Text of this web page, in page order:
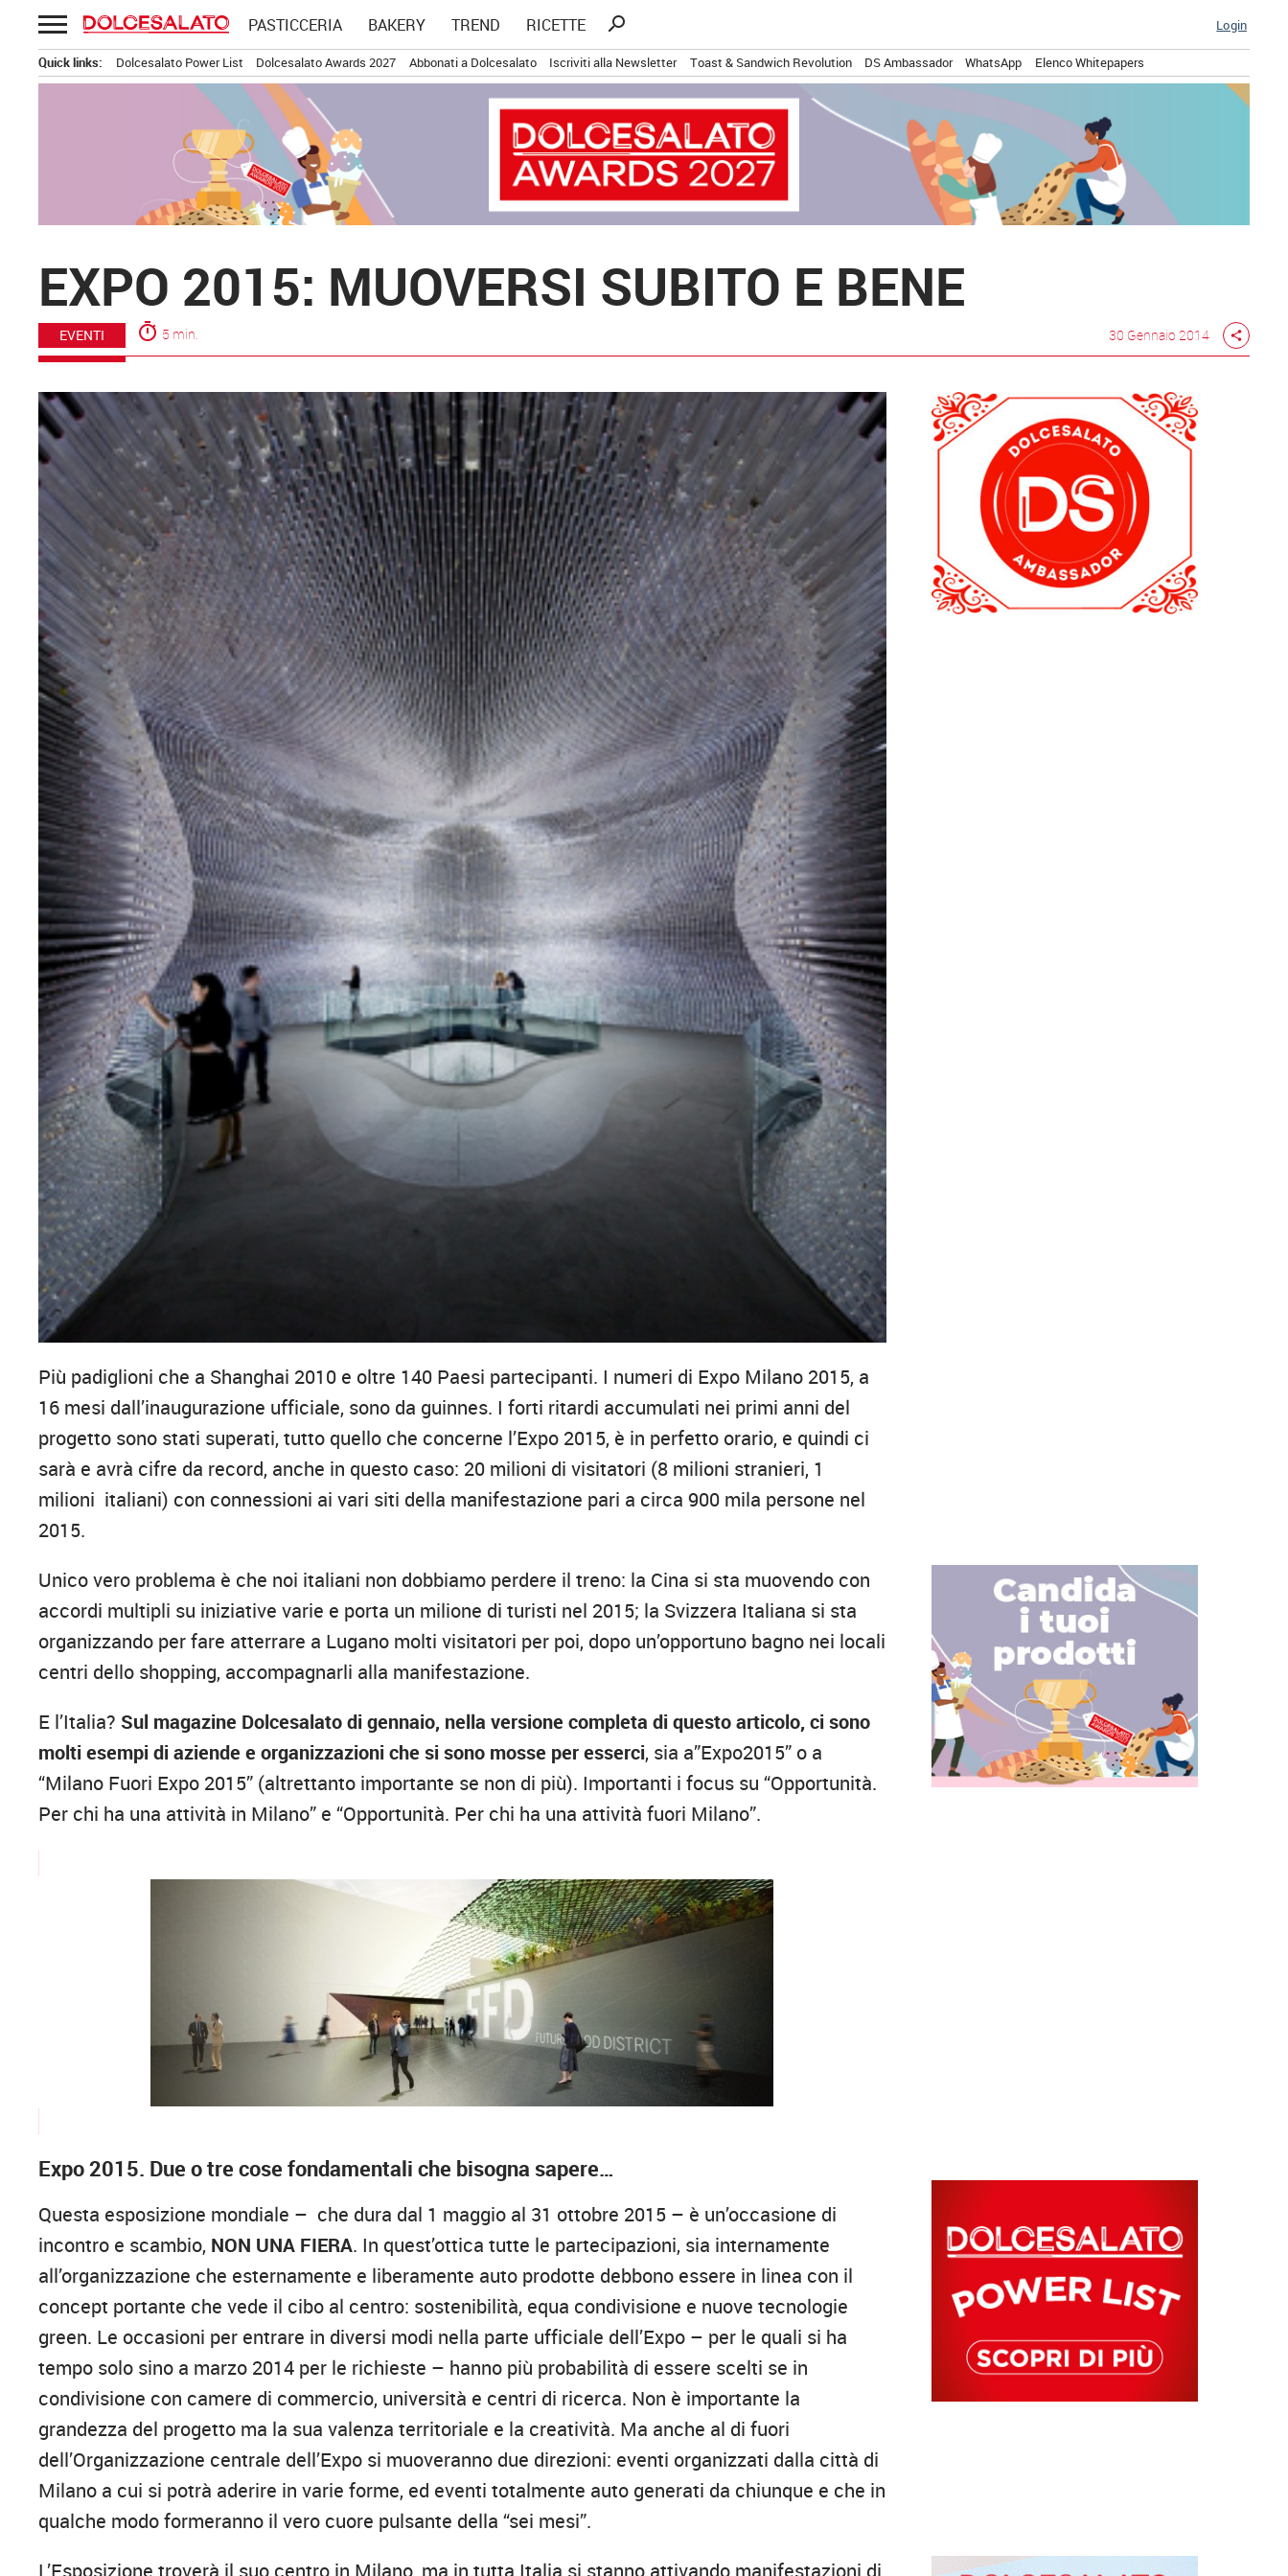
Passa
al
contenuto
PASTICCERIA BAKERY TREND RICETTE
Ricerca
search Login
Quick links: Dolcesalato Power List Dolcesalato Awards 2027 Abbonati a Dolcesalato Iscriviti alla Newsletter Toast & Sandwich Revolution DS Ambassador WhatsApp Elenco Whitepapers
EXPO 2015: MUOVERSI SUBITO E BENE
EVENTI timer 5 min. 30 Gennaio 2014 share
Più padiglioni che a Shanghai 2010 e oltre 140 Paesi partecipanti. I numeri di Expo Milano 2015, a
16 mesi dall’inaugurazione ufficiale, sono da guinnes. I forti ritardi accumulati nei primi anni del
progetto sono stati superati, tutto quello che concerne l’Expo 2015, è in perfetto orario, e quindi ci
sarà e avrà cifre da record, anche in questo caso: 20 milioni di visitatori (8 milioni stranieri, 1
milioni italiani) con connessioni ai vari siti della manifestazione pari a circa 900 mila persone nel
2015.
Unico vero problema è che noi italiani non dobbiamo perdere il treno: la Cina si sta muovendo con
accordi multipli su iniziative varie e porta un milione di turisti nel 2015; la Svizzera Italiana si sta
organizzando per fare atterrare a Lugano molti visitatori per poi, dopo un’opportuno bagno nei locali
centri dello shopping, accompagnarli alla manifestazione.
E l’Italia? Sul magazine Dolcesalato di gennaio, nella versione completa di questo articolo, ci sono
molti esempi di aziende e organizzazioni che si sono mosse per esserci, sia a”Expo2015” o a
“Milano Fuori Expo 2015” (altrettanto importante se non di più). Importanti i focus su “Opportunità.
Per chi ha una attività in Milano” e “Opportunità. Per chi ha una attività fuori Milano”.
Expo 2015. Due o tre cose fondamentali che bisogna sapere…
Questa esposizione mondiale – che dura dal 1 maggio al 31 ottobre 2015 – è un’occasione di
incontro e scambio, NON UNA FIERA. In quest’ottica tutte le partecipazioni, sia internamente
all’organizzazione che esternamente e liberamente auto prodotte debbono essere in linea con il
concept portante che vede il cibo al centro: sostenibilità, equa condivisione e nuove tecnologie
green. Le occasioni per entrare in diversi modi nella parte ufficiale dell’Expo – per le quali si ha
tempo solo sino a marzo 2014 per le richieste – hanno più probabilità di essere scelti se in
condivisione con camere di commercio, università e centri di ricerca. Non è importante la
grandezza del progetto ma la sua valenza territoriale e la creatività. Ma anche al di fuori
dell’Organizzazione centrale dell’Expo si muoveranno due direzioni: eventi organizzati dalla città di
Milano a cui si potrà aderire in varie forme, ed eventi totalmente auto generati da chiunque e che in
qualche modo formeranno il vero cuore pulsante della “sei mesi”.
L’Esposizione troverà il suo centro in Milano, ma in tutta Italia si stanno attivando manifestazioni di